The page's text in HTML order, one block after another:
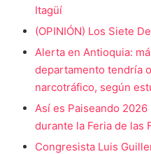
Itagüí
(OPINIÓN) Los Siete
Alerta en Antioquia:
departamento tendría
narcotráfico, según
Así es Paiseando
durante la Feria de las
Congresista Luis